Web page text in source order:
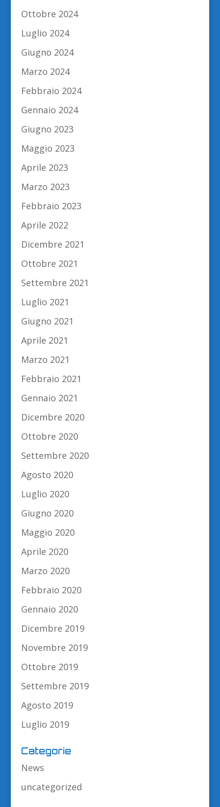
Ottobre 2024
Luglio 2024
Giugno 2024
Marzo 2024
Febbraio 2024
Gennaio 2024
Giugno 2023
Maggio 2023
Aprile 2023
Marzo 2023
Febbraio 2023
Aprile 2022
Dicembre 2021
Ottobre 2021
Settembre 2021
Luglio 2021
Giugno 2021
Aprile 2021
Marzo 2021
Febbraio 2021
Gennaio 2021
Dicembre 2020
Ottobre 2020
Settembre 2020
Agosto 2020
Luglio 2020
Giugno 2020
Maggio 2020
Aprile 2020
Marzo 2020
Febbraio 2020
Gennaio 2020
Dicembre 2019
Novembre 2019
Ottobre 2019
Settembre 2019
Agosto 2019
Luglio 2019
Categorie
News
uncategorized